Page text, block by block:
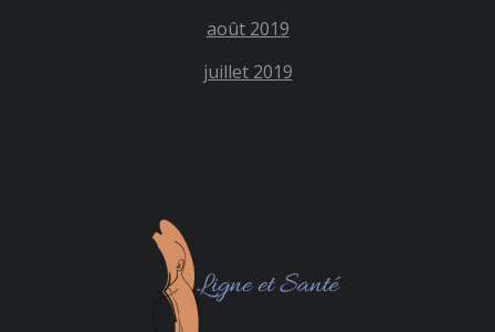
août 2019
juillet 2019